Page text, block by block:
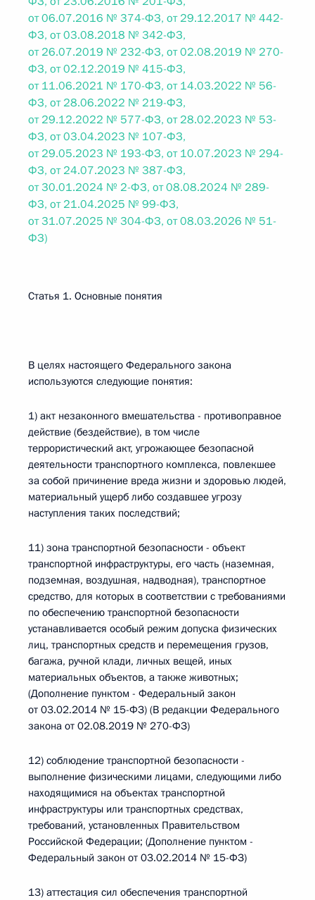
от 06.07.2016 № 374-ФЗ, от 29.12.2017 № 442-
ФЗ, от 03.08.2018 № 342-ФЗ,
от 26.07.2019 № 232-ФЗ, от 02.08.2019 № 270-
ФЗ, от 02.12.2019 № 415-ФЗ,
от 11.06.2021 № 170-ФЗ, от 14.03.2022 № 56-
ФЗ, от 28.06.2022 № 219-ФЗ,
от 29.12.2022 № 577-ФЗ, от 28.02.2023 № 53-
ФЗ, от 03.04.2023 № 107-ФЗ,
от 29.05.2023 № 193-ФЗ, от 10.07.2023 № 294-
ФЗ, от 24.07.2023 № 387-ФЗ,
от 30.01.2024 № 2-ФЗ, от 08.08.2024 № 289-
ФЗ, от 21.04.2025 № 99-ФЗ,
от 31.07.2025 № 304-ФЗ, от 08.03.2026 № 51-
ФЗ)
Статья 1. Основные понятия
В целях настоящего Федерального закона
используются следующие понятия:
1) акт незаконного вмешательства - противоправное
действие (бездействие), в том числе
террористический акт, угрожающее безопасной
деятельности транспортного комплекса, повлекшее
за собой причинение вреда жизни и здоровью людей,
материальный ущерб либо создавшее угрозу
наступления таких последствий;
11) зона транспортной безопасности - объект
транспортной инфраструктуры, его часть (наземная,
подземная, воздушная, надводная), транспортное
средство, для которых в соответствии с требованиями
по обеспечению транспортной безопасности
устанавливается особый режим допуска физических
лиц, транспортных средств и перемещения грузов,
багажа, ручной клади, личных вещей, иных
материальных объектов, а также животных;
(Дополнение пунктом - Федеральный закон
от 03.02.2014 № 15-ФЗ) (В редакции Федерального
закона от 02.08.2019 № 270-ФЗ)
12) соблюдение транспортной безопасности -
выполнение физическими лицами, следующими либо
находящимися на объектах транспортной
инфраструктуры или транспортных средствах,
требований, установленных Правительством
Российской Федерации; (Дополнение пунктом -
Федеральный закон от 03.02.2014 № 15-ФЗ)
13) аттестация сил обеспечения транспортной